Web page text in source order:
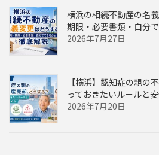
横浜の相続不動産の名
期限・必要書類・自分
2026年7月27日
【横浜】認知症の親の
っておきたいルールと
2026年7月20日